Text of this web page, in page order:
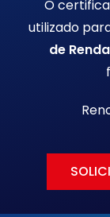
O
utilizado
de